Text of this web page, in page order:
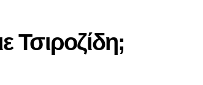
Τσιροζίδη;